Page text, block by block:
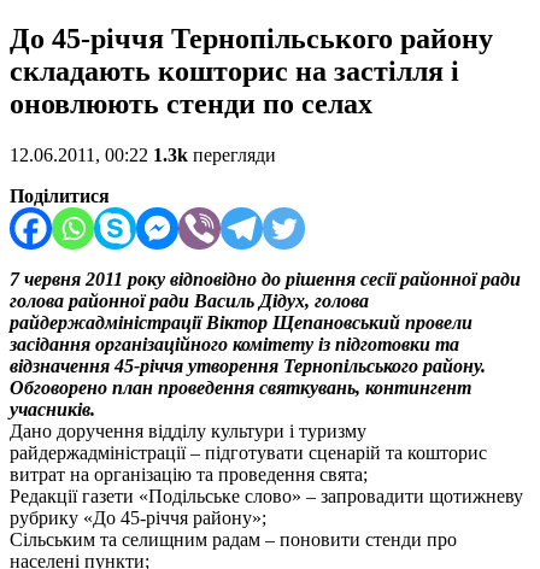
До 45-річчя Тернопільського району
складають кошторис на застілля і
оновлюють стенди по селах
12.06.2011, 00:22 1.3k перегляди
Поділитися
7 червня 2011 року відповідно до рішення сесії районної ради
голова районної ради Василь Дідух, голова
райдержадміністрації Віктор Щепановський провели
засідання організаційного комітету із підготовки та
відзначення 45-річчя утворення Тернопільського району.
Обговорено план проведення святкувань, контингент
учасників.
Дано доручення відділу культури і туризму
райдержадміністрації – підготувати сценарій та кошторис
витрат на організацію та проведення свята;
Редакції газети «Подільське слово» – запровадити щотижневу
рубрику «До 45-річчя району»;
Сільським та селищним радам – поновити стенди про
населені пункти;